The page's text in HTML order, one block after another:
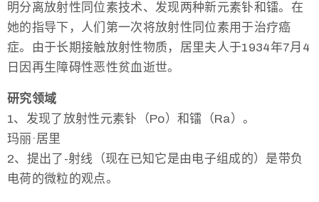
明分离放射性同位素技术、发现两种新元素钋和镭。在
她的指导下，人们第一次将放射性同位素用于治疗癌
症。由于长期接触放射性物质，居里夫人于1934年7月4
日因再生障碍性恶性贫血逝世。
研究领域
1、发现了放射性元素钋（Po）和镭（Ra）。
玛丽·居里
2、提出了-射线（现在已知它是由电子组成的）是带负
电荷的微粒的观点。